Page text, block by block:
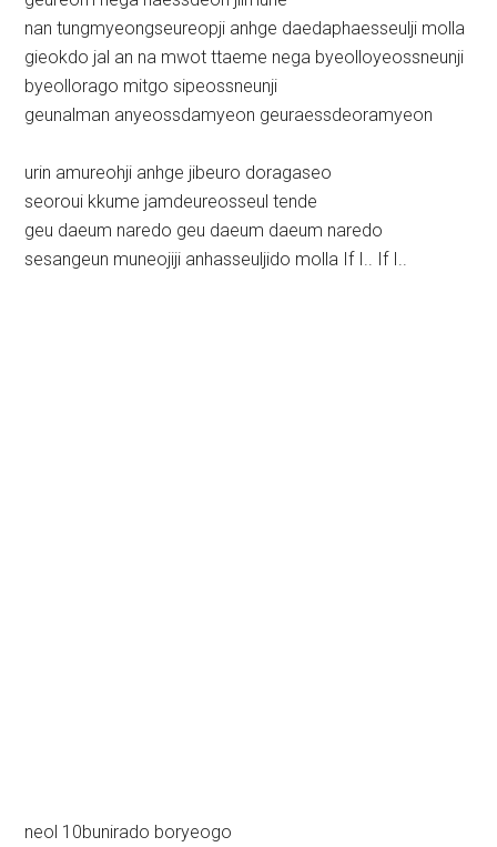
nan tungmyeongseureopji anhge daedaphaesseulji molla
gieokdo jal an na mwot ttaeme nega byeolloyeossneunji
byeollorago mitgo sipeossneunji
geunalman anyeossdamyeon geuraessdeoramyeon
urin amureohji anhge jibeuro doragaseo
seoroui kkume jamdeureosseul tende
geu daeum naredo geu daeum daeum naredo
sesangeun muneojiji anhasseuljido molla If I.. If I..
neol 10bunirado boryeogo